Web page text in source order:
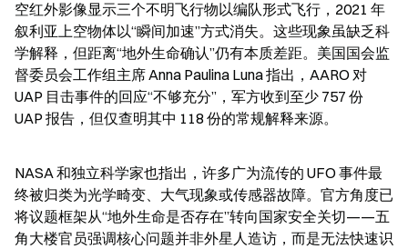
空红外影像显示三个不明飞行物以编队形式飞行，2021 年
叙利亚上空物体以“瞬间加速”方式消失。这些现象虽缺乏科
学解释，但距离“地外生命确认”仍有本质差距。美国国会监
督委员会工作组主席 Anna Paulina Luna 指出，AARO 对
UAP 目击事件的回应“不够充分”，军方收到至少 757 份
UAP 报告，但仅查明其中 118 份的常规解释来源。
NASA 和独立科学家也指出，许多广为流传的 UFO 事件最
终被归类为光学畸变、大气现象或传感器故障。官方角度已
将议题框架从“地外生命是否存在”转向国家安全关切——五
角大楼官员强调核心问题并非外星人造访，而是无法快速识